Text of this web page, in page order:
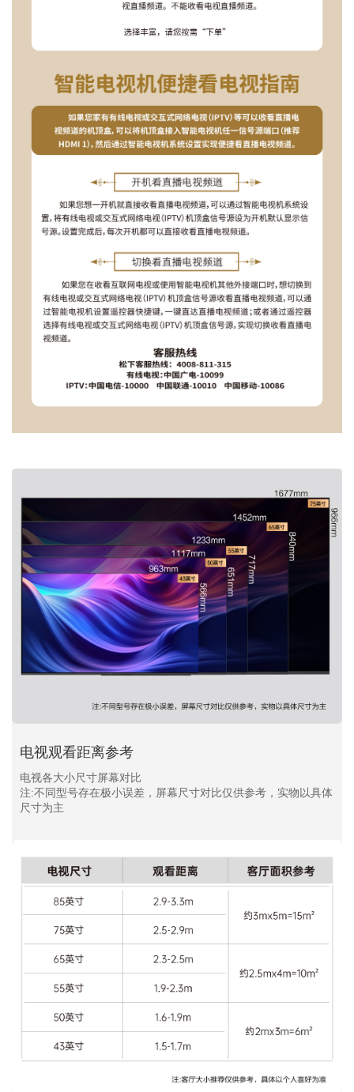
电视观看距离参考
电视各大小尺寸屏幕对比
注:不同型号存在极小误差，屏幕尺寸对比仅供参考，实物以具体
尺寸为主